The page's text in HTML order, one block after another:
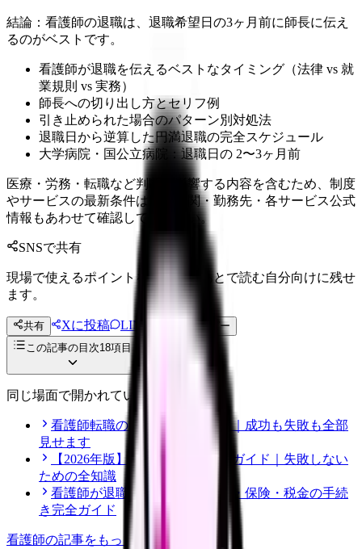
結論：看護師の退職は、退職希望日の3ヶ月前に師長に伝え
るのがベストです。
看護師が退職を伝えるベストなタイミング（法律 vs 就
業規則 vs 実務）
師長への切り出し方とセリフ例
引き止められた場合のパターン別対処法
退職日から逆算した円満退職の完全スケジュール
大学病院・国公立病院：退職日の 2〜3ヶ月前
医療・労務・転職など判断に影響する内容を含むため、制度
やサービスの最新条件は公的機関・勤務先・各サービス公式
情報もあわせて確認してください。
SNSで共有
現場で使えるポイントを、同僚やあとで読む自分向けに残せ
ます。
共有 Xに投稿 LINE
投稿文コピー
この記事の目次18項目
同じ場面で開かれている記事
看護師転職のリアル体験談12選｜成功も失敗も全部
見せます
【2026年版】看護師転職の完全ガイド｜失敗しない
ための全知識
看護師が退職後にやるべき年金・保険・税金の手続
き完全ガイド
看護師の記事をもっと見る